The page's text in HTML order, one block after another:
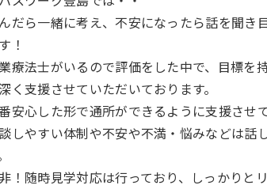
だら一緒に考え、不安になったら話を聞き
！
療法士がいるので評価をした中で、目標を
く支援させていただいております。
安心した形で通所ができるように支援させ
しやすい体制や不安や不満・悩みなどは話
！随時見学対応は行っており、しっかりと